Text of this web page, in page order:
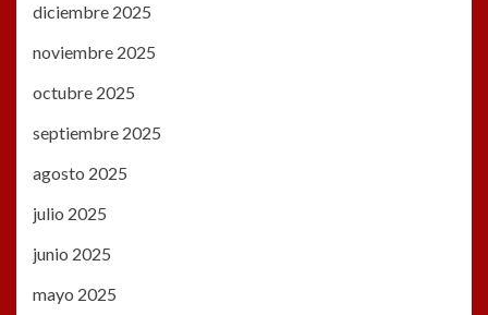
diciembre 2025
noviembre 2025
octubre 2025
septiembre 2025
agosto 2025
julio 2025
junio 2025
mayo 2025